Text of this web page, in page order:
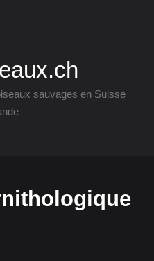
sauvages en Suisse